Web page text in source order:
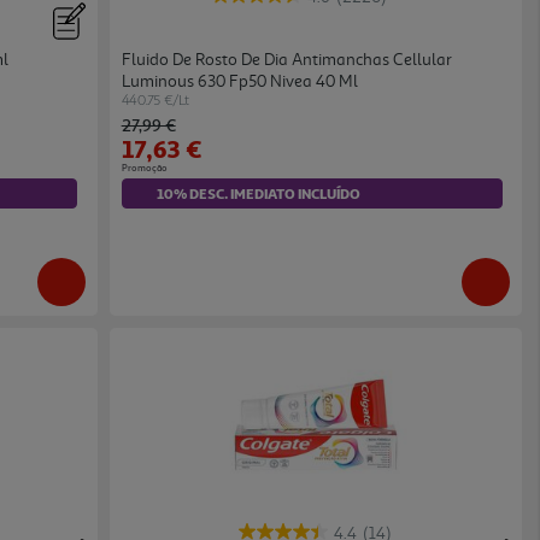
Fluido De Rosto De Dia Antimanchas Cellular
Luminous 630 Fp50 Nivea 40 Ml
440.75 €/Lt
Price reduced from
27,99 €to
17,63 €
Promoção
10% DESC. IMEDIATO INCLUÍDO
4.4 (14)